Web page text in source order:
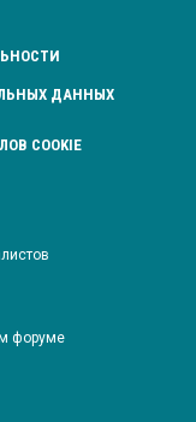
ДАННЫХ
COOKIE
форуме